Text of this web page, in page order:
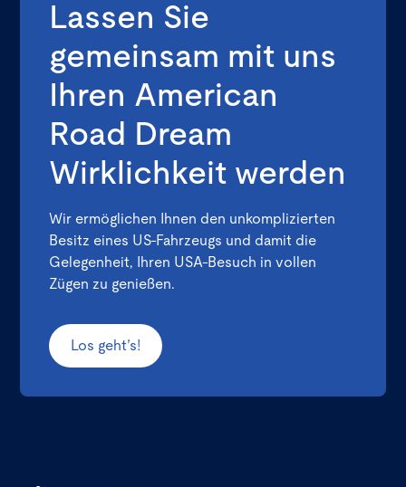
Lassen Sie
gemeinsam mit uns
Ihren American
Road Dream
Wirklichkeit werden
Wir ermöglichen Ihnen den unkomplizierten
Besitz eines US-Fahrzeugs und damit die
Gelegenheit, Ihren USA-Besuch in vollen
Zügen zu genießen.
Los geht’s!